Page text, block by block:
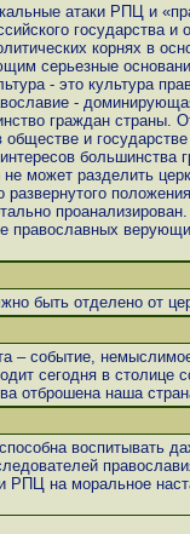
атаки РПЦ и
государства и
корнях в
серьезные
- это культура
-
граждан страны.
и
большинства
может разделить
развернутого
православных
быть отделено от
– событие,
сегодня в столице
отброшена наша
воспитывать
РПЦ на моральное